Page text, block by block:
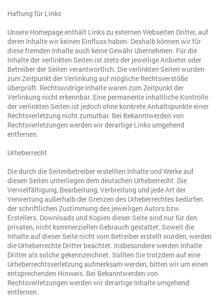
Haftung für Links
Unsere Homepage enthält Links zu externen Webseiten Dritter, auf
deren Inhalte wir keinen Einfluss haben. Deshalb können wir für
diese fremden Inhalte auch keine Gewähr übernehmen. Für die
Inhalte der verlinkten Seiten ist stets der jeweilige Anbieter oder
Betreiber der Seiten verantwortlich. Die verlinkten Seiten wurden
zum Zeitpunkt der Verlinkung auf mögliche Rechtsverstöße
überprüft. Rechtswidrige Inhalte waren zum Zeitpunkt der
Verlinkung nicht erkennbar. Eine permanente inhaltliche Kontrolle
der verlinkten Seiten ist jedoch ohne konkrete Anhaltspunkte einer
Rechtsverletzung nicht zumutbar. Bei Bekanntwerden von
Rechtsverletzungen werden wir derartige Links umgehend
entfernen.
Urheberrecht
Die durch die Seitenbetreiber erstellten Inhalte und Werke auf
diesen Seiten unterliegen dem deutschen Urheberrecht. Die
Vervielfältigung, Bearbeitung, Verbreitung und jede Art der
Verwertung außerhalb der Grenzen des Urheberrechtes bedürfen
der schriftlichen Zustimmung des jeweiligen Autors bzw.
Erstellers. Downloads und Kopien dieser Seite sind nur für den
privaten, nicht kommerziellen Gebrauch gestattet. Soweit die
Inhalte auf dieser Seite nicht vom Betreiber erstellt wurden, werden
die Urheberrechte Dritter beachtet. Insbesondere werden Inhalte
Dritter als solche gekennzeichnet. Sollten Sie trotzdem auf eine
Urheberrechtsverletzung aufmerksam werden, bitten wir um einen
entsprechenden Hinweis. Bei Bekanntwerden von
Rechtsverletzungen werden wir derartige Inhalte umgehend
entfernen.